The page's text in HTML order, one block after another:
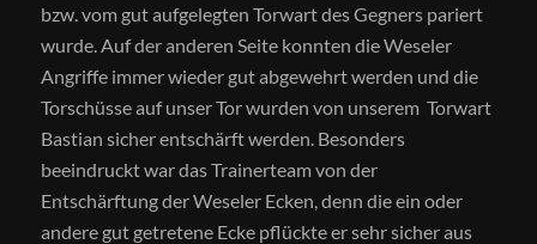
bzw. vom gut aufgelegten Torwart des Gegners pariert
wurde. Auf der anderen Seite konnten die Weseler
Angriffe immer wieder gut abgewehrt werden und die
Torschüsse auf unser Tor wurden von unserem Torwart
Bastian sicher entschärft werden. Besonders
beeindruckt war das Trainerteam von der
Entschärftung der Weseler Ecken, denn die ein oder
andere gut getretene Ecke pflückte er sehr sicher aus